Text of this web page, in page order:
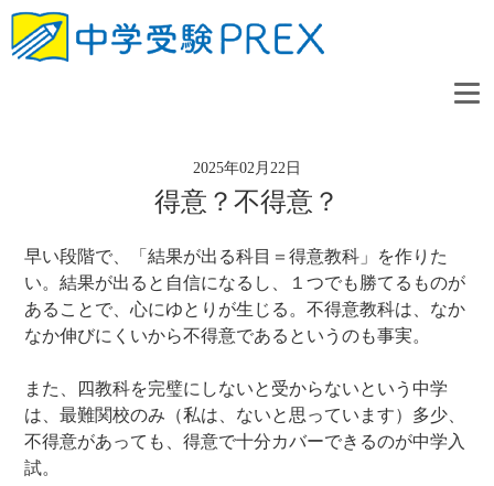
2025年02月22日
得意？不得意？
早い段階で、「結果が出る科目＝得意教科」を作りた
い。結果が出ると自信になるし、１つでも勝てるものが
あることで、心にゆとりが生じる。不得意教科は、なか
なか伸びにくいから不得意であるというのも事実。
また、四教科を完璧にしないと受からないという中学
は、最難関校のみ（私は、ないと思っています）多少、
不得意があっても、得意で十分カバーできるのが中学入
試。